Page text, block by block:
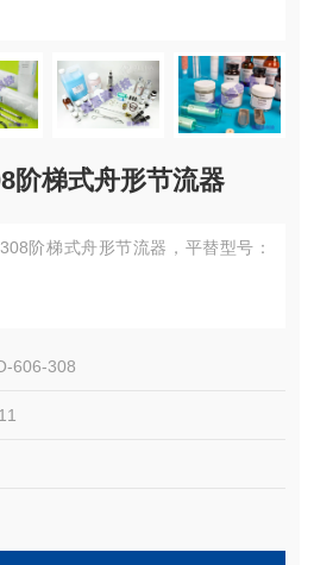
阶梯式舟形节流器
阶梯式舟形节流器，平替型号：
606-308